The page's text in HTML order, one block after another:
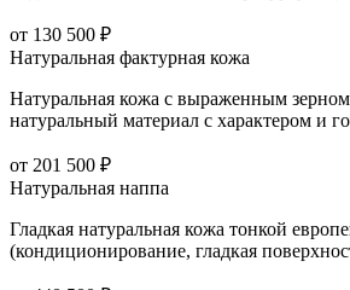
от 130 500 ₽
Натуральная фактурная кожа
Натуральная кожа с выраженным
натуральный материал с характером и
от 201 500 ₽
Натуральная наппа
Гладкая натуральная кожа тонкой
(кондиционирование, гладкая